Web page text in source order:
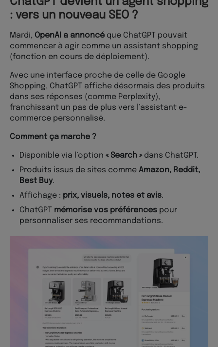
: vers un nouveau SEO ?
Mardi, OpenAI a annoncé que ChatGPT pouvait
commencer à agir comme un assistant shopping
(fonction en cours de déploiement).
Avec une interface proche de celle de Google
Shopping, ChatGPT affiche désormais des produits
dans ses réponses (comme Perplexity),
franchissant un pas de plus vers l’assistant e-
commerce personnalisé.
Comment ça marche ?
Disponible via l’option « Search » dans ChatGPT.
Produits issus de sites comme Amazon, Reddit,
Best Buy.
Affichage : prix, visuels, notes et avis.
ChatGPT mémorise vos préférences pour
personnaliser ses recommandations.